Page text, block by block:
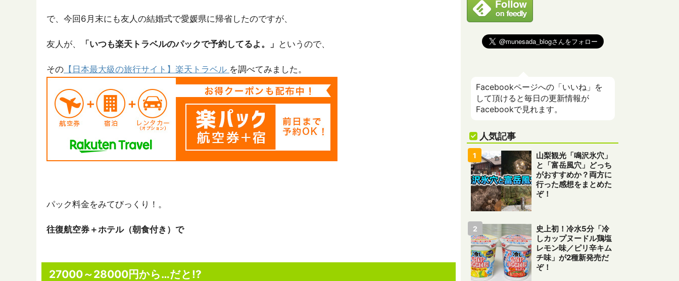
で、今回6月末にも友人の結婚式で愛媛県に帰省したのですが、
友人が、 「いつも楽天トラベルのパックで予約してるよ。」 というので、
その 【日本最大級の旅行サイト】楽天トラベル を調べてみました。
パック料金をみてびっくり！。
往復航空券＋ホテル（朝食付き）で
27000～28000円から…だと!?
Facebookページへの「いいね」を
して頂けると毎日の更新情報が
Facebookで見れます。
人気記事
山梨観光「鳴沢氷穴」
と「富岳風穴」どっち
がおすすめか？両方に
行った感想をまとめた
ぞ！
史上初！冷水5分「冷
しカップヌードル鶏塩
レモン味／ピリ辛キム
チ味」が2種新発売だ
ぞ！